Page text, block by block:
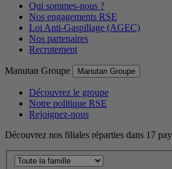
Qui sommes-nous ?
Nos engagements RSE
Loi Anti-Gaspillage (AGEC)
Nos partenaires
Recrutement
Manutan Groupe Manutan Groupe
Découvrez le groupe
Notre politique RSE
Rejoignez-nous
Découvrez nos filiales réparties dans 17